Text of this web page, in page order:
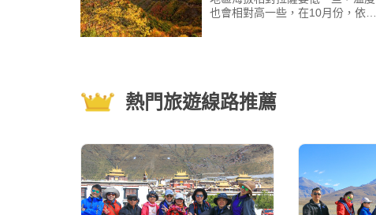
也會相對高一些，在10月份，依然
熱門旅遊線路推薦